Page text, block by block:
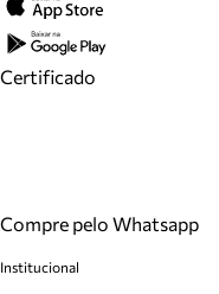
Certificado
Compre pelo Whatsapp
Institucional